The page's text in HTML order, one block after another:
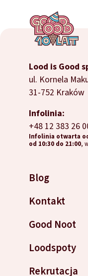
Lood is Good
ul. Kornela
31-752 Kraków
Infolinia:
+48 12 383 26
Infolinia otwarta
od 10:30 do 21:00,
Blog
Kontakt
Good Noot
Loodspoty
Rekrutacja